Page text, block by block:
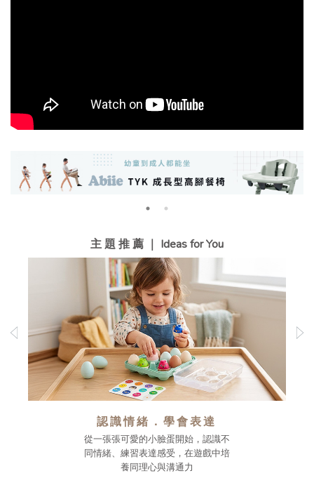
主 題 推 薦 ｜ Ideas for You
認識情緒．學會表達
從一張張可愛的小臉蛋開始，認識不
同情緒、練習表達感受，在遊戲中培
養同理心與溝通力